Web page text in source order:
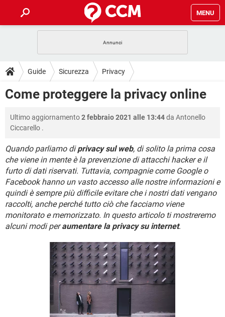
MENU
INTRATTENIMENTO ANDROID
iOS WINDOWS 10
TIKTOK
GUIDE
COVID-19 GAMING
INTRATTENIMENTO ANDROID
iOS WINDOWS 10
TIKTOK FACEBOOK
HARDWARE
DOWNLOAD
INTRATTENIMENTO
INSTAGRAM WHATSAPP
TIKTOK FACEBOOK
HARDWARE
FORUM
INTRATTENIMENTO ANDROID
iOS WINDOWS 10
INSTAGRAM WHATSAPP
TIKTOK FACEBOOK
HARDWARE
COVID-19 GAMING
INTRATTENIMENTO ANDROID
iOS WINDOWS 10
INSTAGRAM WHATSAPP
TIKTOK FACEBOOK
Guide Sicurezza Privacy
Come proteggere la privacy online
Ultimo aggiornamento2 febbraio 2021 alle 13:44da Antonello
Ciccarello .
Quando parliamo diprivacy sul web, di solito la prima cosa
che viene in mente è la prevenzione di attacchi hacker e il
furto di dati riservati. Tuttavia, compagnie come Google o
Facebook hanno un vasto accesso alle nostre informazioni e
quindi è sempre più difficile evitare che i nostri dati vengano
raccolti, anche perché tutto ciò che facciamo viene
monitorato e memorizzato. In questo articolo ti mostreremo
alcuni modi peraumentare la privacy su internet.